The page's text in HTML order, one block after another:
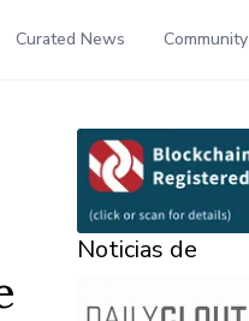
Curated News Community
Noticias de